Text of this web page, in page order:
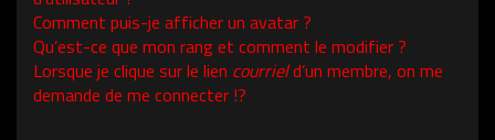
Comment puis-je afficher un avatar ?
Qu’est-ce que mon rang et comment le modifier ?
Lorsque je clique sur le lien courrield’un membre, on me
demande de me connecter !?